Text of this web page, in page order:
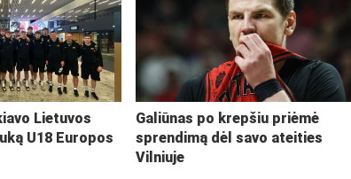
Lietuvos
U18 Europos
Galiūnas po krepšiu priėmė
sprendimą dėl savo ateities
Vilniuje